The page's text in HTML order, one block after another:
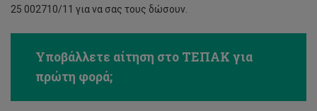
25 002710/11 για να σας τους δώσουν.
Υποβάλλετε αίτηση στο ΤΕΠΑΚ για
πρώτη φορά;